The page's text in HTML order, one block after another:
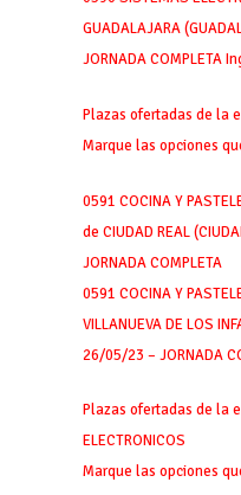
GUADALAJARA
JORNADA COMPLETA
Plazas ofertadas de la
Marque las opciones
0591 COCINA Y
de CIUDAD REAL
JORNADA COMPLETA
0591 COCINA Y
VILLANUEVA DE LOS
26/05/23 – JORNADA
Plazas ofertadas de la
ELECTRONICOS
Marque las opciones